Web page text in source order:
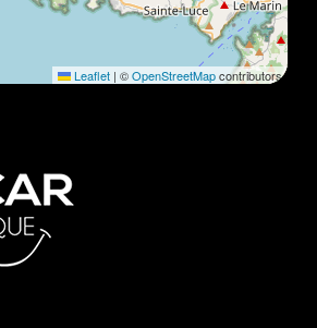
Leaflet | ©OpenStreetMapcontributors